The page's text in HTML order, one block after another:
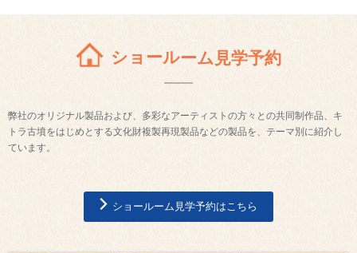
ショールーム見学予約
弊社のオリジナル製品および、多彩なアーティストの方々との共同制作品、キ
トラ古墳をはじめとする文化財複製再現製品などの製品を、テーマ別に紹介し
ています。
ショールーム見学予約はこちら